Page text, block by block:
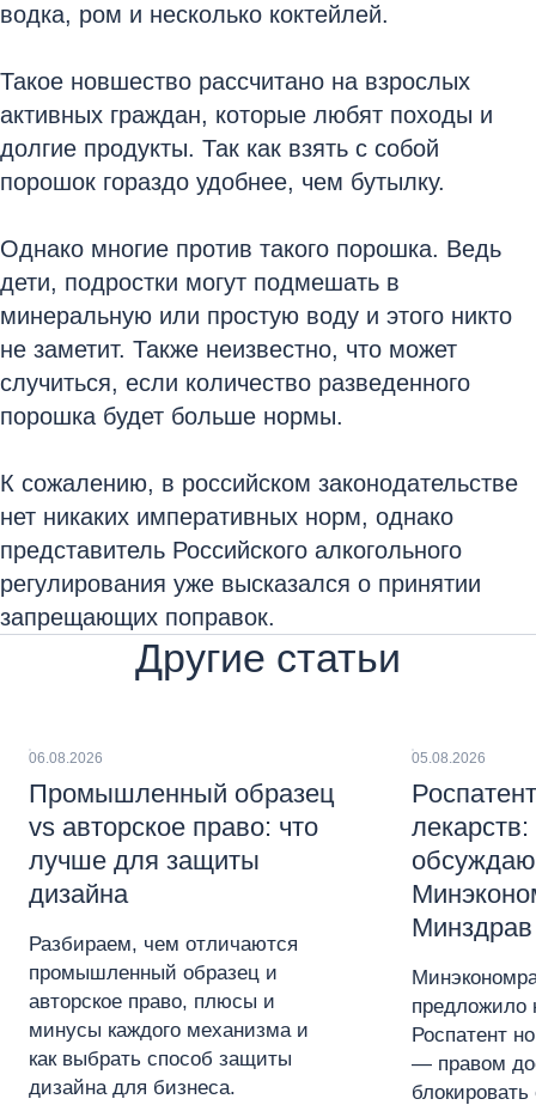
водка, ром и несколько коктейлей.
Такое новшество рассчитано на взрослых
активных граждан, которые любят походы и
долгие продукты. Так как взять с собой
порошок гораздо удобнее, чем бутылку.
Однако многие против такого порошка. Ведь
дети, подростки могут подмешать в
минеральную или простую воду и этого никто
не заметит. Также неизвестно, что может
случиться, если количество разведенного
порошка будет больше нормы.
К сожалению, в российском законодательстве
нет никаких императивных норм, однако
представитель Российского алкогольного
регулирования уже высказался о принятии
запрещающих поправок.
Другие статьи
06.08.2026
Промышленный образец
vs авторское право: что
лучше для защиты
дизайна
Разбираем, чем отличаются
промышленный образец и
авторское право, плюсы и
минусы каждого механизма и
как выбрать способ защиты
дизайна для бизнеса.
05.08.2026
лекарств:
Минздрав
предложило
Роспатент
— правом
блокировать